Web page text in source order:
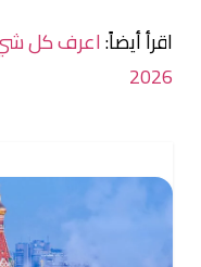
اقرأ أيضاً:اعرف كل
2026